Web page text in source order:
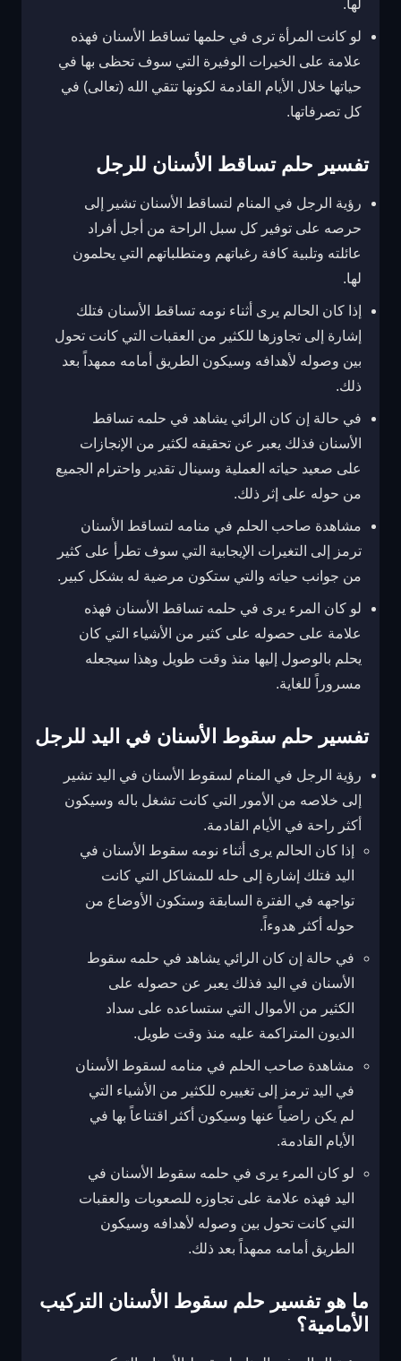
لها.
لو كانت المرأة ترى في حلمها تساقط الأسنان فهذه
علامة على الخيرات الوفيرة التي سوف تحظى بها في
حياتها خلال الأيام القادمة لكونها تتقي الله (تعالى) في
كل تصرفاتها.
تفسير حلم تساقط الأسنان للرجل
رؤية الرجل في المنام لتساقط الأسنان تشير إلى
حرصه على توفير كل سبل الراحة من أجل أفراد
عائلته وتلبية كافة رغباتهم ومتطلباتهم التي يحلمون
لها.
إذا كان الحالم يرى أثناء نومه تساقط الأسنان فتلك
إشارة إلى تجاوزها للكثير من العقبات التي كانت تحول
بين وصوله لأهدافه وسيكون الطريق أمامه ممهداً بعد
ذلك.
في حالة إن كان الرائي يشاهد في حلمه تساقط
الأسنان فذلك يعبر عن تحقيقه لكثير من الإنجازات
على صعيد حياته العملية وسينال تقدير واحترام الجميع
من حوله على إثر ذلك.
مشاهدة صاحب الحلم في منامه لتساقط الأسنان
ترمز إلى التغيرات الإيجابية التي سوف تطرأ على كثير
من جوانب حياته والتي ستكون مرضية له بشكل كبير.
لو كان المرء يرى في حلمه تساقط الأسنان فهذه
علامة على حصوله على كثير من الأشياء التي كان
يحلم بالوصول إليها منذ وقت طويل وهذا سيجعله
مسروراً للغاية.
تفسير حلم سقوط الأسنان في اليد للرجل
رؤية الرجل في المنام لسقوط الأسنان في اليد تشير
إلى خلاصه من الأمور التي كانت تشغل باله وسيكون
أكثر راحة في الأيام القادمة.
إذا كان الحالم يرى أثناء نومه سقوط الأسنان في
اليد فتلك إشارة إلى حله للمشاكل التي كانت
تواجهه في الفترة السابقة وستكون الأوضاع من
حوله أكثر هدوءاً.
في حالة إن كان الرائي يشاهد في حلمه سقوط
الأسنان في اليد فذلك يعبر عن حصوله على
الكثير من الأموال التي ستساعده على سداد
الديون المتراكمة عليه منذ وقت طويل.
مشاهدة صاحب الحلم في منامه لسقوط الأسنان
في اليد ترمز إلى تغييره للكثير من الأشياء التي
لم يكن راضياً عنها وسيكون أكثر اقتناعاً بها في
الأيام القادمة.
لو كان المرء يرى في حلمه سقوط الأسنان في
اليد فهذه علامة على تجاوزه للصعوبات والعقبات
التي كانت تحول بين وصوله لأهدافه وسيكون
الطريق أمامه ممهداً بعد ذلك.
ما هو تفسير حلم سقوط الأسنان التركيب
الأمامية؟